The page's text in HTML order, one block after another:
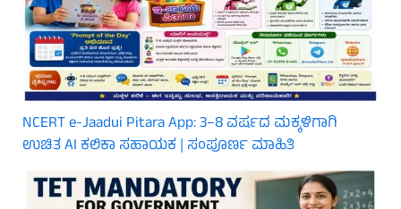
NCERT e-Jaadui Pitara App: 3–8 ವರ್ಷದ ಮಕ್ಕಳಿಗಾಗಿ
ಉಚಿತ AI ಕಲಿಕಾ ಸಹಾಯಕ | ಸಂಪೂರ್ಣ ಮಾಹಿತಿ